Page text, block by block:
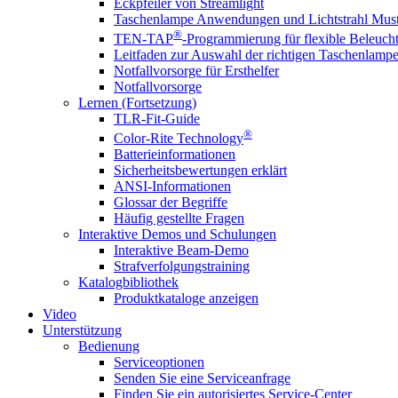
Taschenlampe Anwendungen und Lichtstrahl
TEN-TAP®-Programmierung für flexible
Leitfaden zur Auswahl der richtigen Taschenlampe
Notfallvorsorge für Ersthelfer
Notfallvorsorge
Lernen (Fortsetzung)
TLR-Fit-Guide
Color-Rite Technology®
Batterieinformationen
Sicherheitsbewertungen erklärt
ANSI-Informationen
Glossar der Begriffe
Häufig gestellte Fragen
Interaktive Demos und Schulungen
Interaktive Beam-Demo
Strafverfolgungstraining
Katalogbibliothek
Produktkataloge anzeigen
Video
Unterstützung
Bedienung
Serviceoptionen
Senden Sie eine Serviceanfrage
Finden Sie ein autorisiertes Service-Center